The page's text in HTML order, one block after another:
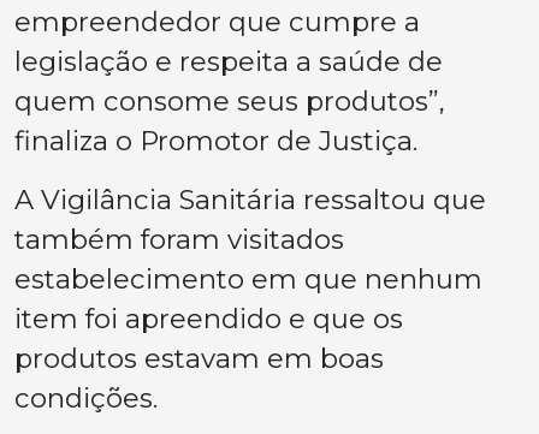
empreendedor que cumpre a
legislação e respeita a saúde de
quem consome seus produtos”,
finaliza o Promotor de Justiça.
A Vigilância Sanitária ressaltou que
também foram visitados
estabelecimento em que nenhum
item foi apreendido e que os
produtos estavam em boas
condições.